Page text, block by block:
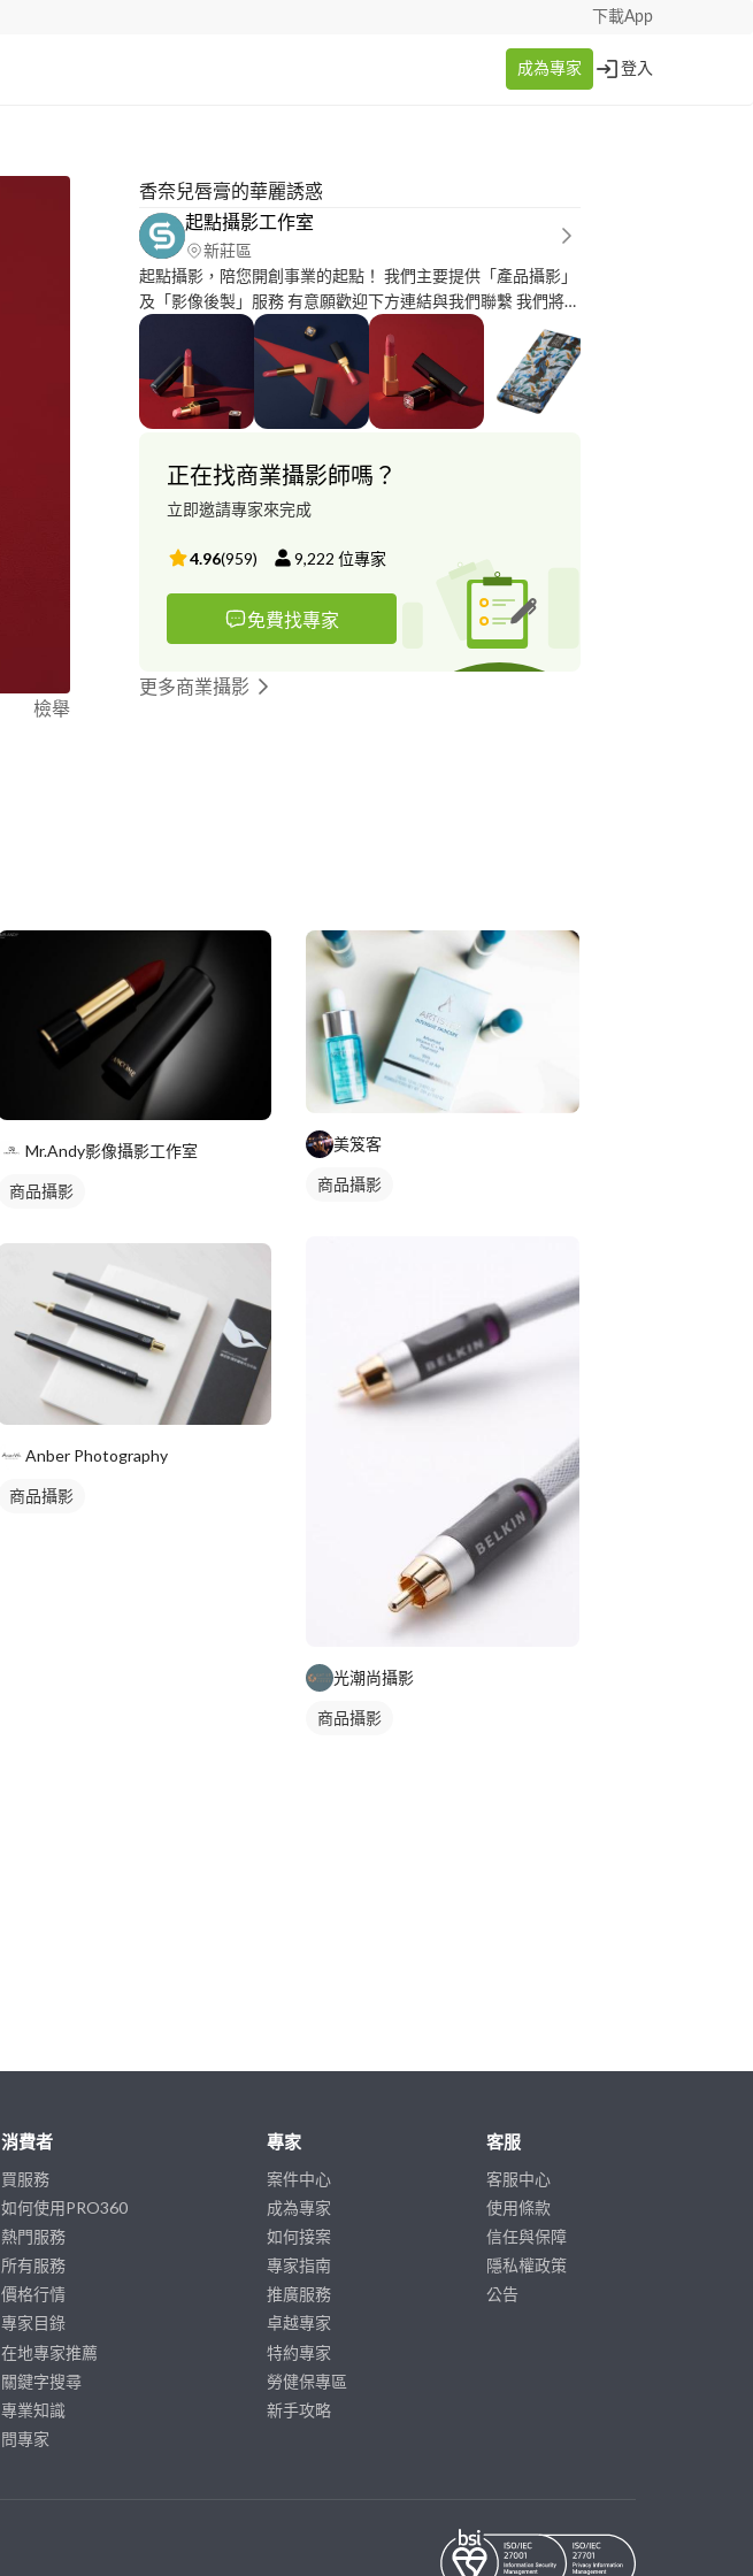
下載App
成為專家 登入
檢舉
香奈兒唇膏的華麗誘惑
起點攝影工作室
新莊區
起點攝影，陪您開創事業的起點！ 我們主要提供「產品攝影」
及「影像後製」服務 有意願歡迎下方連結與我們聯繫 我們將盡
快與您洽談！ ↓ ↓ ↓ ↓ ↓ ↓
https://startingfoto.myportfolio.com/contact 去背照案例：
https://startingfoto.myportfolio.com/imagematting 單色背景
照案例： https://startingfoto.myportfolio.com/monochrome
情境照案例 ：
例： https://startingfoto.myportfolio.com/photoretouching
正在找商業攝影師嗎？
立即邀請專家來完成
4.96(959) 9,222 位專家
免費找專家
更多商業攝影
Mr.Andy影像攝影工作室
商品攝影
Anber Photography
商品攝影
美笈客
商品攝影
光潮尚攝影
商品攝影
消費者
買服務
如何使用PRO360
熱門服務
所有服務
價格行情
專家目錄
在地專家推薦
關鍵字搜尋
專業知識
問專家
專家
案件中心
成為專家
如何接案
專家指南
推廣服務
卓越專家
特約專家
勞健保專區
新手攻略
客服
客服中心
使用條款
信任與保障
隱私權政策
公告